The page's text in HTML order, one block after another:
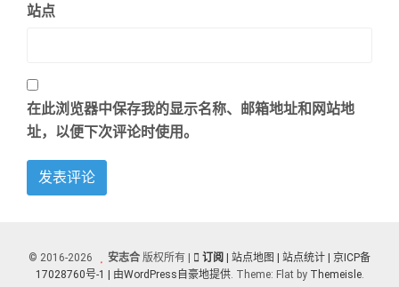
站点
在此浏览器中保存我的显示名称、邮箱地址和网站地
址，以便下次评论时使用。
© 2016-2026 安志合 版权所有 | 订阅 | 站点地图 | 站点统计 |
京ICP备
17028760号-1 |
由WordPress自豪地提供. Theme: Flat by Themeisle.